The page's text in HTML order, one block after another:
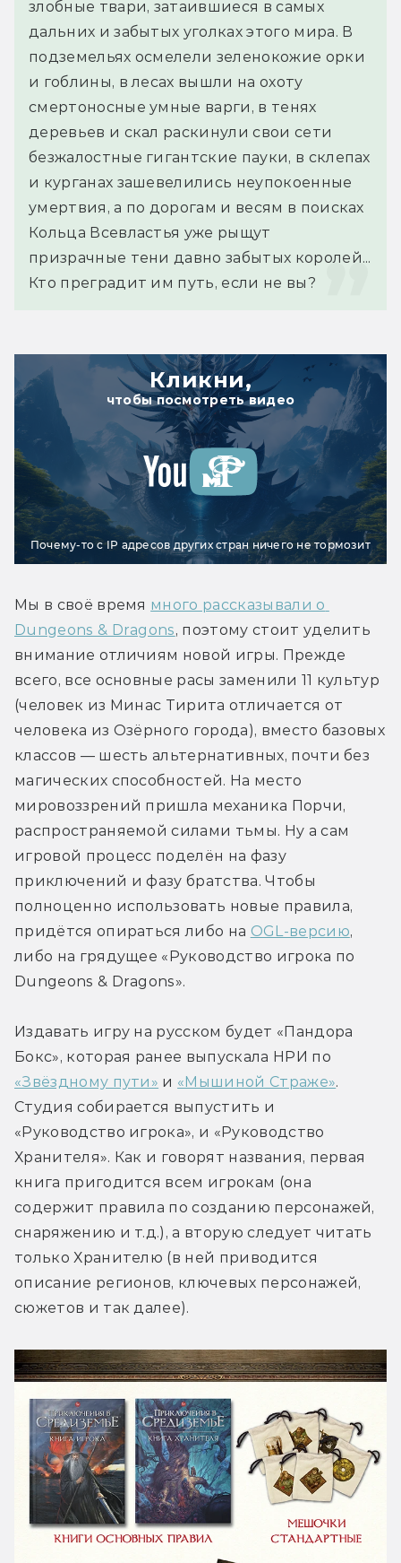
злобные твари, затаившиеся в самых
дальних и забытых уголках этого мира. В
подземельях осмелели зеленокожие орки
и гоблины, в лесах вышли на охоту
смертоносные умные варги, в тенях
деревьев и скал раскинули свои сети
безжалостные гигантские пауки, в склепах
и курганах зашевелились неупокоенные
умертвия, а по дорогам и весям в поисках
Кольца Всевластья уже рыщут
призрачные тени давно забытых королей...
Кто преградит им путь, если не вы?
Кликни,
чтобы посмотреть видео
Почему-то с IP адресов других стран ничего не тормозит
Мы в своё время много рассказывали о
Dungeons & Dragons, поэтому стоит уделить
внимание отличиям новой игры. Прежде
всего, все основные расы заменили 11 культур
(человек из Минас Тирита отличается от
человека из Озёрного города), вместо базовых
классов — шесть альтернативных, почти без
магических способностей. На место
мировоззрений пришла механика Порчи,
распространяемой силами тьмы. Ну а сам
игровой процесс поделён на фазу
приключений и фазу братства. Чтобы
полноценно использовать новые правила,
придётся опираться либо на OGL-версию,
либо на грядущее «Руководство игрока по
Dungeons & Dragons».
Издавать игру на русском будет «Пандора
«Звёздному пути» и «Мышиной Страже».
Студия собирается выпустить и
«Руководство игрока», и «Руководство
Хранителя». Как и говорят названия, первая
книга пригодится всем игрокам (она
содержит правила по созданию персонажей,
снаряжению и т.д.), а вторую следует читать
только Хранителю (в ней приводится
описание регионов, ключевых персонажей,
сюжетов и так далее).